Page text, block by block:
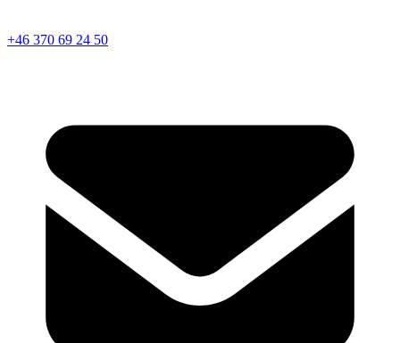
+46 370 69 24 50